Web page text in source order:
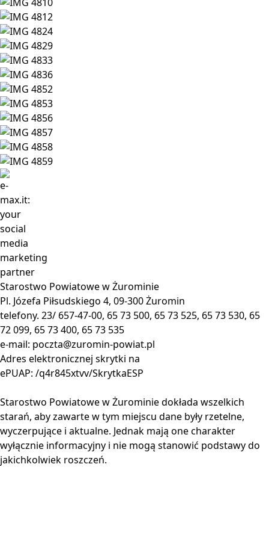
Starostwo Powiatowe w Żurominie
Pl. Józefa Piłsudskiego 4, 09-300 Żuromin
telefony. 23/ 657-47-00, 65 73 500, 65 73 525, 65 73 530, 65
72 099, 65 73 400, 65 73 535
e-mail: poczta@zuromin-powiat.pl
Adres elektronicznej skrytki na
ePUAP: /q4r845xtvv/SkrytkaESP
Starostwo Powiatowe w Żurominie dokłada wszelkich
starań, aby zawarte w tym miejscu dane były rzetelne,
wyczerpujące i aktualne. Jednak mają one charakter
wyłącznie informacyjny i nie mogą stanowić podstawy do
jakichkolwiek roszczeń.